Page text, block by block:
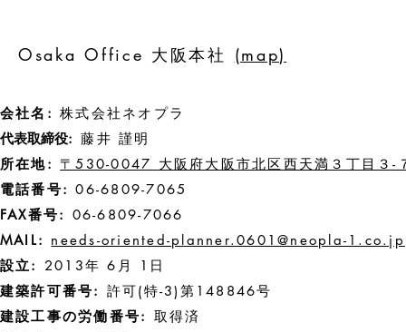
Osaka Office 大阪本社 (map)
会社名:株式会社ネオプラ
代表取締役:藤井 謹明
所在地: 〒530-0047 大阪府大阪市北区西天満３丁目３-
電話番号:06-6809-7065
FAX番号: 06-6809-7066
MAIL: needs-oriented-planner.0601@neopla-1.co.jp
設立: 2013年 6月 1日
建築許可番号: 許可(特-3)第148846号
建設工事の労働番号: 取得済